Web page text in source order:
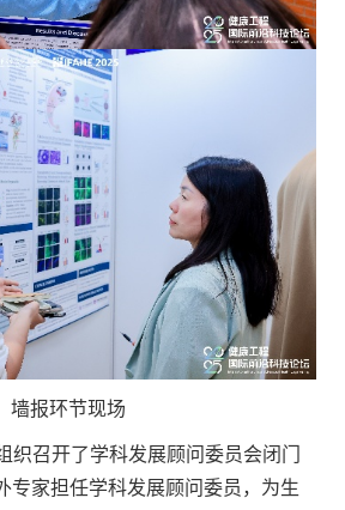
墙报环节现场
织召开了学科发展顾问委员会闭门
专家担任学科发展顾问委员，为生